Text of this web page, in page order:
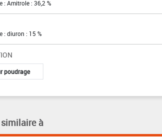
: Amitrole : 36,2 %
: diuron : 15 %
poudrage
à